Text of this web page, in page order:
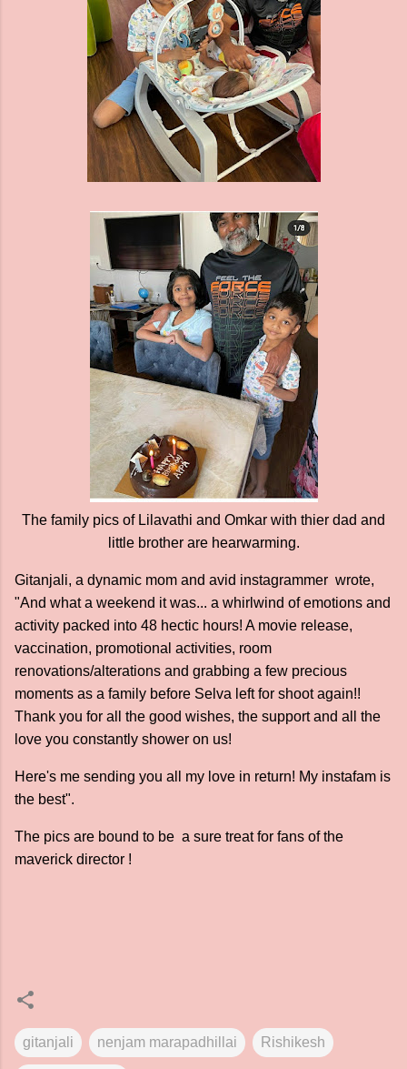
The family pics of Lilavathi and Omkar with thier dad and
little brother are hearwarming.
Gitanjali, a dynamic mom and avid instagrammer wrote,
"And what a weekend it was... a whirlwind of emotions and
activity packed into 48 hectic hours! A movie release,
vaccination, promotional activities, room
renovations/alterations and grabbing a few precious
moments as a family before Selva left for shoot again!!
Thank you for all the good wishes, the support and all the
love you constantly shower on us!
Here's me sending you all my love in return! My instafam is
the best".
The pics are bound to be a sure treat for fans of the
maverick director !
gitanjali nenjam marapadhillai Rishikesh